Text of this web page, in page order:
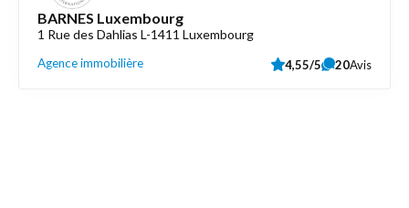
BARNES Luxembourg
1 Rue des Dahlias L-1411 Luxembourg
Agence immobilière 4,55/5 20Avis